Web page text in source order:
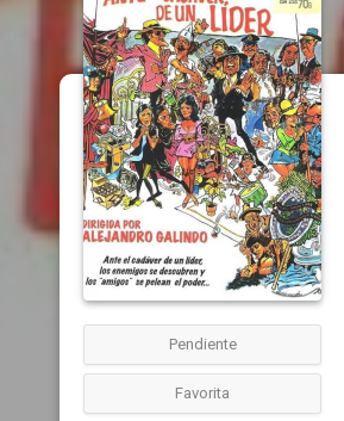
Pendiente
Favorita